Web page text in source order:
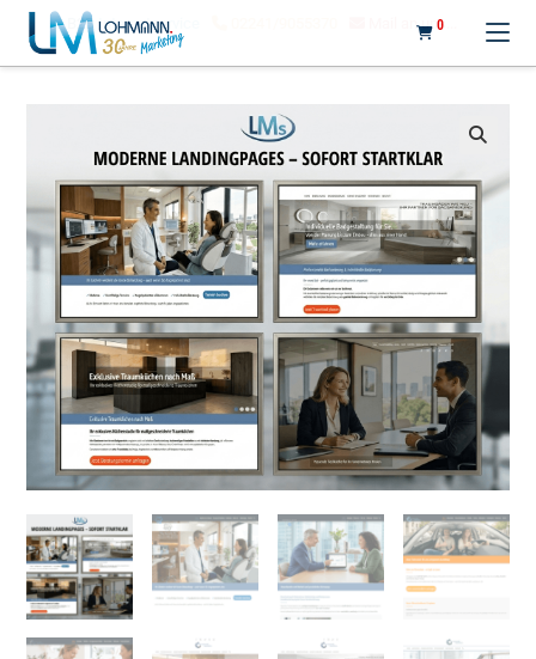
B2B Internetservice Mail an uns...
0